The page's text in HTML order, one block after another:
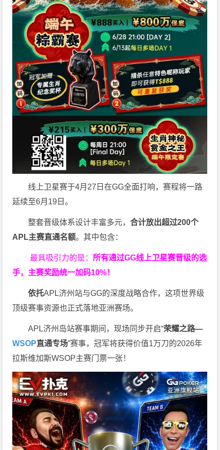
线上卫星赛于4月27日在GG全面打响，赛程将一路
延续至6月19日。
整套晋级体系设计丰富多元，合计放出超过200个
APL主赛直通名额。其中包含：
最具吸引力的是： 所有通过GG线上卫星赛晋级的选
手，主赛奖励统一加码10%！
依托APL济州站与GG的深度战略合作，这项世界级
顶级赛事资源也正式落地亚洲赛场。
APL济州岛站赛事期间，现场同步开启“荣耀之路—
WSOP直通专场”赛事，冠军将获得价值1万刀的2026年
拉斯维加斯WSOP主赛门票一张！